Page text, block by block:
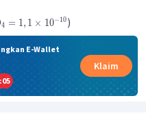
4 = 1, 1 × 10−10 )
E-Wallet
:04
Klaim